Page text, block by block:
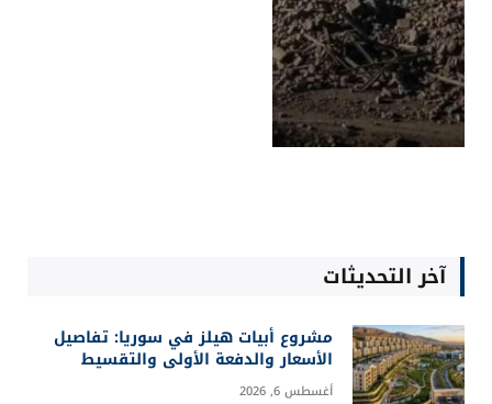
آخر التحديثات
مشروع أبيات هيلز في سوريا: تفاصيل
الأسعار والدفعة الأولى والتقسيط
أغسطس 6, 2026